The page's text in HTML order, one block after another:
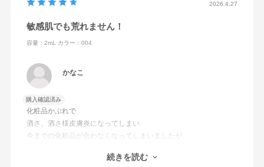
2026.4.27
敏感肌でも荒れません！
容量：2mL カラー：004
かなこ
購入確認済み
化粧品かぶれで
酒さ、酒さ様皮膚炎になってしまい
今までの化粧品が合わなくなってしまいましたが、
続きを読む